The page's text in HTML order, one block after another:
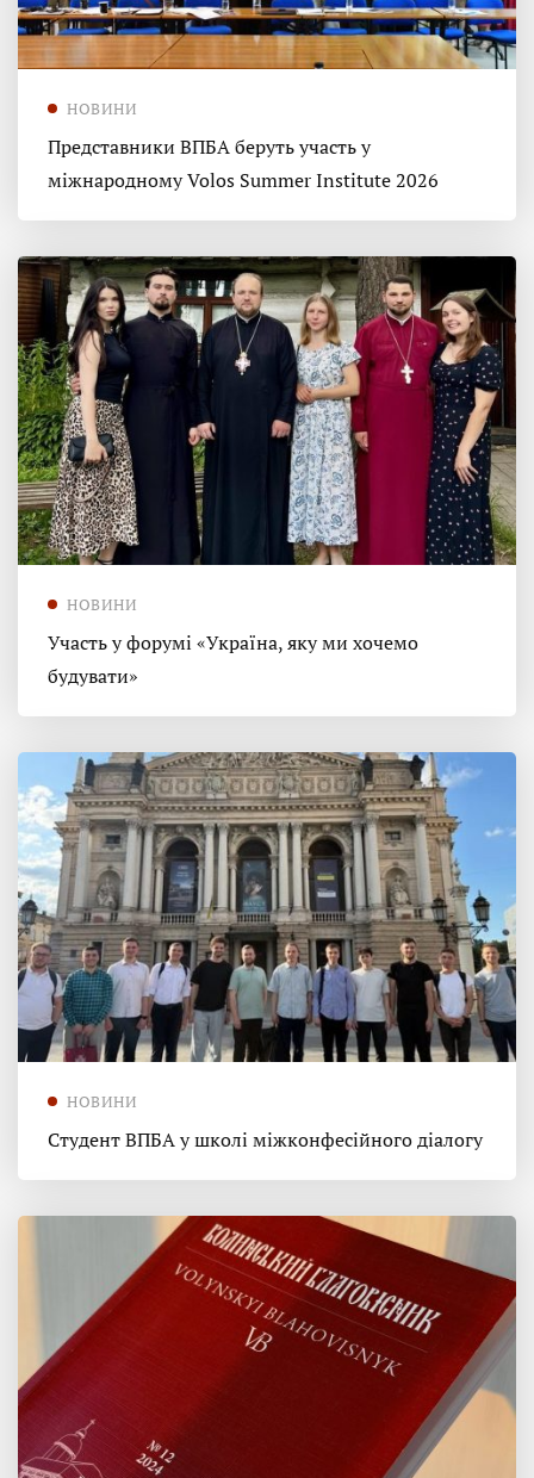
НОВИНИ
Представники ВПБА беруть участь у
міжнародному Volos Summer Institute 2026
НОВИНИ
Участь у форумі «Україна, яку ми хочемо
будувати»
НОВИНИ
Студент ВПБА у школі міжконфесійного діалогу